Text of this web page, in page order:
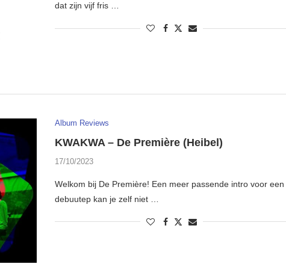
dat zijn vijf fris …
Album Reviews
KWAKWA – De Première (Heibel)
17/10/2023
Welkom bij De Première! Een meer passende intro voor een
debuutep kan je zelf niet …